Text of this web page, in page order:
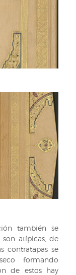
también se
atípicas, de
contratapas se
formando
de estos hay